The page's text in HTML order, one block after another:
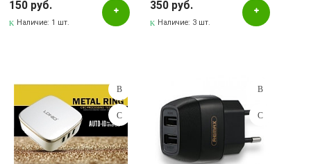
150 руб.
Наличие: 1 шт.
350 руб.
Наличие: 3 шт.